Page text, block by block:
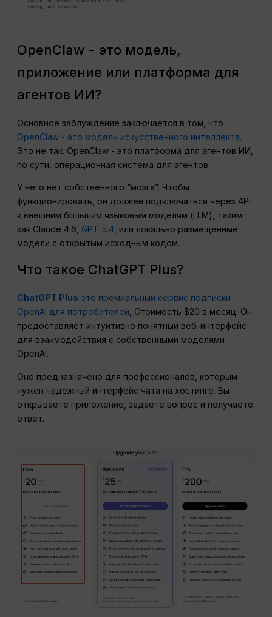
OpenClaw - это модель,
приложение или платформа для
агентов ИИ?
Основное заблуждение заключается в том, что
OpenClaw - это модель искусственного интеллекта.
Это не так. OpenClaw - это платформа для агентов ИИ,
по сути, операционная система для агентов.
У него нет собственного “мозга”. Чтобы
функционировать, он должен подключаться через API
к внешним большим языковым моделям (LLM), таким
как Claude 4.6, GPT-5.4 , или локально размещенные
модели с открытым исходным кодом.
Что такое ChatGPT Plus?
ChatGPT Plus это премиальный сервис подписки
OpenAI для потребителей , Стоимость $20 в месяц. Он
предоставляет интуитивно понятный веб-интерфейс
для взаимодействия с собственными моделями
OpenAI.
Оно предназначено для профессионалов, которым
нужен надежный интерфейс чата на хостинге. Вы
открываете приложение, задаете вопрос и получаете
ответ.